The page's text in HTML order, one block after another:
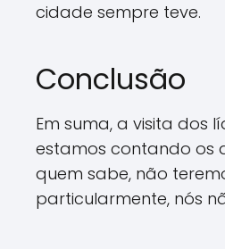
cidade sempre teve.
Conclusão
Em suma, a visita dos
estamos contando os
quem sabe, não
particularmente, nós